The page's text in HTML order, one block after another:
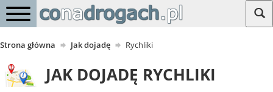
Strona główna Jak dojadę Rychliki
JAK DOJADĘ RYCHLIKI